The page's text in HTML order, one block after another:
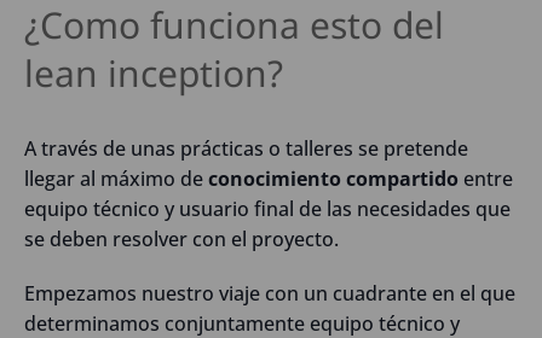
¿Como funciona esto del
lean inception?
A través de unas prácticas o talleres se pretende
llegar al máximo deconocimiento compartido entre
equipo técnico y usuario final de las necesidades que
se deben resolver con el proyecto.
Empezamos nuestro viaje con un cuadrante en el que
determinamos conjuntamente equipo técnico y